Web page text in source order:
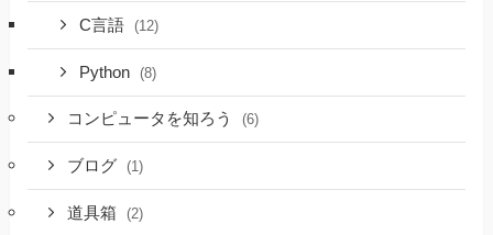
C言語 (12)
Python (8)
コンピュータを知ろう (6)
ブログ (1)
道具箱 (2)